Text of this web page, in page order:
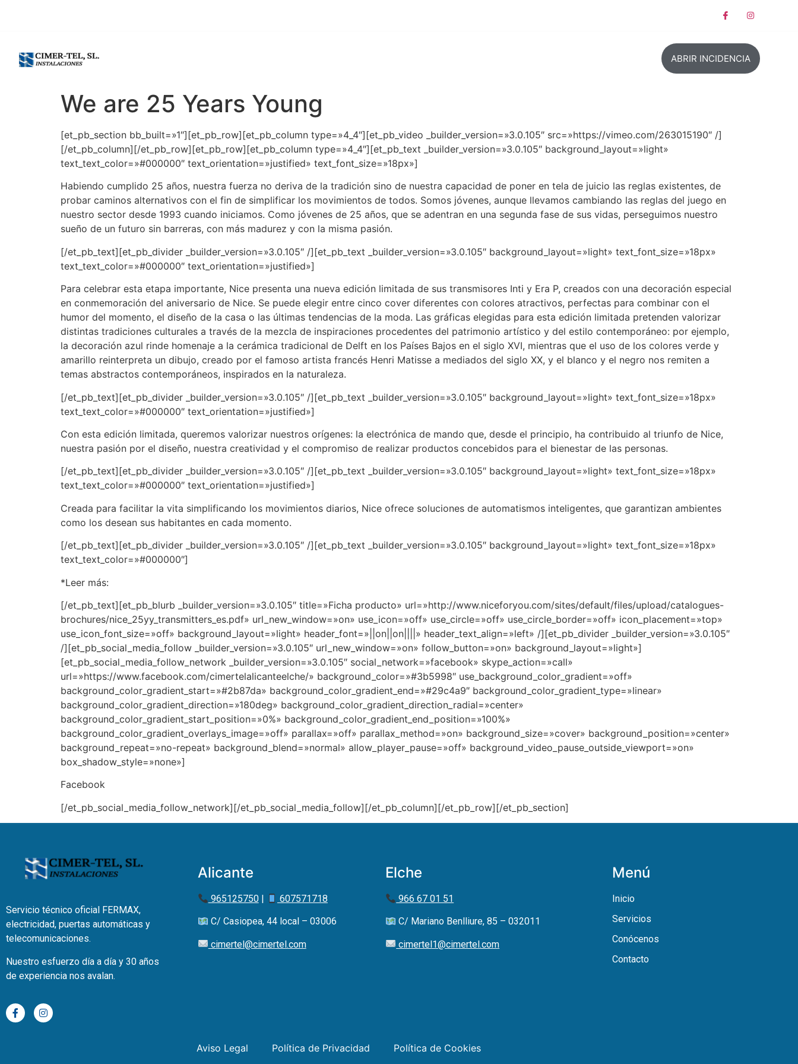
ABRIR INCIDENCIA
We are 25 Years Young
[et_pb_section bb_built=»1″][et_pb_row][et_pb_column type=»4_4″][et_pb_video _builder_version=»3.0.105″ src=»https://vimeo.com/263015190″ /]
[/et_pb_column][/et_pb_row][et_pb_row][et_pb_column type=»4_4″][et_pb_text _builder_version=»3.0.105″ background_layout=»light»
text_text_color=»#000000″ text_orientation=»justified» text_font_size=»18px»]
Habiendo cumplido 25 años, nuestra fuerza no deriva de la tradición sino de nuestra capacidad de poner en tela de juicio las reglas existentes, de
probar caminos alternativos con el fin de simplificar los movimientos de todos. Somos jóvenes, aunque llevamos cambiando las reglas del juego en
nuestro sector desde 1993 cuando iniciamos. Como jóvenes de 25 años, que se adentran en una segunda fase de sus vidas, perseguimos nuestro
sueño de un futuro sin barreras, con más madurez y con la misma pasión.
[/et_pb_text][et_pb_divider _builder_version=»3.0.105″ /][et_pb_text _builder_version=»3.0.105″ background_layout=»light» text_font_size=»18px»
text_text_color=»#000000″ text_orientation=»justified»]
Para celebrar esta etapa importante, Nice presenta una nueva edición limitada de sus transmisores Inti y Era P, creados con una decoración especial
en conmemoración del aniversario de Nice. Se puede elegir entre cinco cover diferentes con colores atractivos, perfectas para combinar con el
humor del momento, el diseño de la casa o las últimas tendencias de la moda. Las gráficas elegidas para esta edición limitada pretenden valorizar
distintas tradiciones culturales a través de la mezcla de inspiraciones procedentes del patrimonio artístico y del estilo contemporáneo: por ejemplo,
la decoración azul rinde homenaje a la cerámica tradicional de Delft en los Países Bajos en el siglo XVI, mientras que el uso de los colores verde y
amarillo reinterpreta un dibujo, creado por el famoso artista francés Henri Matisse a mediados del siglo XX, y el blanco y el negro nos remiten a
temas abstractos contemporáneos, inspirados en la naturaleza.
[/et_pb_text][et_pb_divider _builder_version=»3.0.105″ /][et_pb_text _builder_version=»3.0.105″ background_layout=»light» text_font_size=»18px»
text_text_color=»#000000″ text_orientation=»justified»]
Con esta edición limitada, queremos valorizar nuestros orígenes: la electrónica de mando que, desde el principio, ha contribuido al triunfo de Nice,
nuestra pasión por el diseño, nuestra creatividad y el compromiso de realizar productos concebidos para el bienestar de las personas.
[/et_pb_text][et_pb_divider _builder_version=»3.0.105″ /][et_pb_text _builder_version=»3.0.105″ background_layout=»light» text_font_size=»18px»
text_text_color=»#000000″ text_orientation=»justified»]
Creada para facilitar la vita simplificando los movimientos diarios, Nice ofrece soluciones de automatismos inteligentes, que garantizan ambientes
como los desean sus habitantes en cada momento.
[/et_pb_text][et_pb_divider _builder_version=»3.0.105″ /][et_pb_text _builder_version=»3.0.105″ background_layout=»light» text_font_size=»18px»
text_text_color=»#000000″]
*Leer más:
[/et_pb_text][et_pb_blurb _builder_version=»3.0.105″ title=»Ficha producto» url=»http://www.niceforyou.com/sites/default/files/upload/catalogues-
brochures/nice_25yy_transmitters_es.pdf» url_new_window=»on» use_icon=»off» use_circle=»off» use_circle_border=»off» icon_placement=»top»
use_icon_font_size=»off» background_layout=»light» header_font=»||on||on||||» header_text_align=»left» /][et_pb_divider _builder_version=»3.0.105″
/][et_pb_social_media_follow _builder_version=»3.0.105″ url_new_window=»on» follow_button=»on» background_layout=»light»]
[et_pb_social_media_follow_network _builder_version=»3.0.105″ social_network=»facebook» skype_action=»call»
url=»https://www.facebook.com/cimertelalicanteelche/» background_color=»#3b5998″ use_background_color_gradient=»off»
background_color_gradient_start=»#2b87da» background_color_gradient_end=»#29c4a9″ background_color_gradient_type=»linear»
background_color_gradient_direction=»180deg» background_color_gradient_direction_radial=»center»
background_color_gradient_start_position=»0%» background_color_gradient_end_position=»100%»
background_color_gradient_overlays_image=»off» parallax=»off» parallax_method=»on» background_size=»cover» background_position=»center»
background_repeat=»no-repeat» background_blend=»normal» allow_player_pause=»off» background_video_pause_outside_viewport=»on»
box_shadow_style=»none»]
Facebook
[/et_pb_social_media_follow_network][/et_pb_social_media_follow][/et_pb_column][/et_pb_row][/et_pb_section]
Servicio técnico oficial FERMAX,
electricidad, puertas automáticas y
telecomunicaciones.
Nuestro esfuerzo día a día y 30 años
de experiencia nos avalan.
Alicante
965125750| 607571718
C/ Casiopea, 44 local – 03006
cimertel@cimertel.com
Elche
966 67 01 51
C/ Mariano Benlliure, 85 – 032011
cimertel1@cimertel.com
Menú
Inicio
Servicios
Conócenos
Contacto
Aviso Legal Política de Privacidad Política de Cookies